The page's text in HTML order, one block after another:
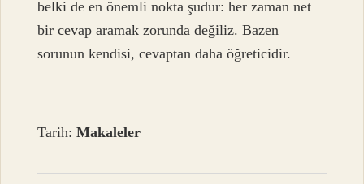
belki de en önemli nokta şudur: her zaman net
bir cevap aramak zorunda değiliz. Bazen
sorunun kendisi, cevaptan daha öğreticidir.
Tarih:Makaleler